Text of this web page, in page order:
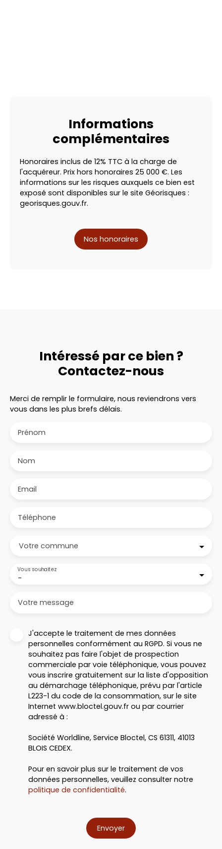
Informations
complémentaires
Honoraires inclus de 12% TTC à la charge de
l'acquéreur. Prix hors honoraires 25 000 €. Les
informations sur les risques auxquels ce bien est
exposé sont disponibles sur le site Géorisques :
georisques.gouv.fr.
Nos honoraires
Intéressé par ce bien ?
Contactez-nous
Merci de remplir le formulaire, nous reviendrons vers
vous dans les plus brefs délais.
Prénom
Nom
Email
Téléphone
Votre commune
-
Vous souhaitez
Votre message
J'accepte le traitement de mes données
personnelles conformément au RGPD. Si vous ne
souhaitez pas faire l'objet de prospection
commerciale par voie téléphonique, vous pouvez
vous inscrire gratuitement sur la liste d'opposition
au démarchage téléphonique, prévu par l'article
L223-1 du code de la consommation, sur le site
Internet www.bloctel.gouv.fr ou par courrier
adressé à :
Société Worldline, Service Bloctel, CS 61311, 41013
BLOIS CEDEX.
Pour en savoir plus sur le traitement de vos
données personnelles, veuillez consulter notre
politique de confidentialité.
Envoyer